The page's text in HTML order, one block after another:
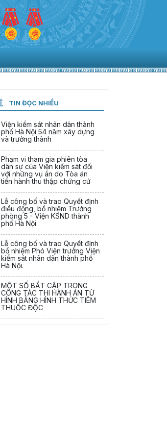
TIN ĐỌC NHIỀU
Viện kiểm sát nhân dân thành
phố Hà Nội 54 năm xây dựng
và trưởng thành
Phạm vi tham gia phiên tòa
dân sự của Viện kiểm sát đối
với những vụ án do Tòa án
tiến hành thu thập chứng cứ
Lễ công bố và trao Quyết định
điều động, bổ nhiệm Trưởng
phòng 5 - Viện KSND thành
phố Hà Nội
Lễ công bố và trao Quyết định
bổ nhiệm Phó Viện trưởng Viện
kiểm sát nhân dân thành phố
Hà Nội.
MỘT SỐ BẤT CẬP TRONG
CÔNG TÁC THI HÀNH ÁN TỬ
HÌNH BẰNG HÌNH THỨC TIÊM
THUỐC ĐỘC